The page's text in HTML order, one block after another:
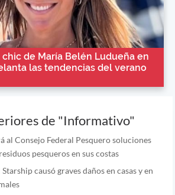
de María Belén Ludueña en
las tendencias del verano
de "Informativo"
al Consejo Federal Pesquero soluciones
pesqueros en sus costas
causó graves daños en casas y en